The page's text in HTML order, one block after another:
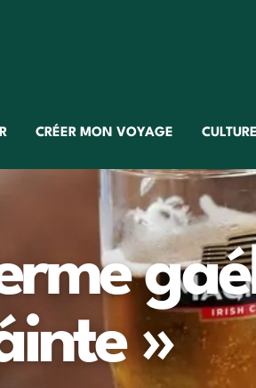
CRÉER MON VOYAGE CULTURE
»